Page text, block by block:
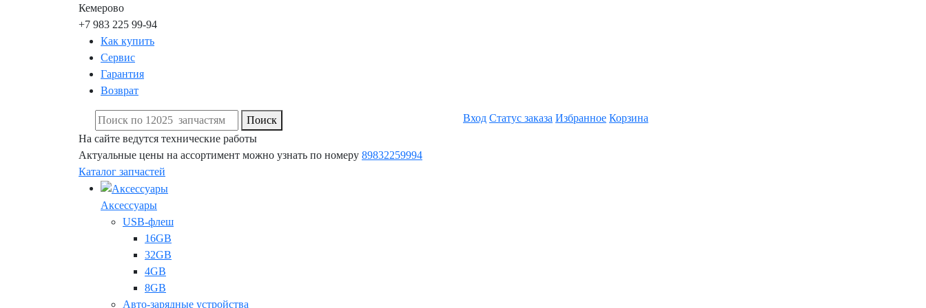
Кемерово
+7 983 225 99-94
Как купить
Сервис
Гарантия
Возврат
Поиск Вход Статус заказа Избранное Корзина
На сайте ведутся технические работы
Актуальные цены на ассортимент можно узнать по номеру 89832259994
Каталог запчастей
Аксессуары
USB-флеш
16GB
32GB
4GB
8GB
Авто-зарядные устройства